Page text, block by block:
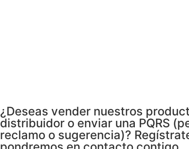
¿Deseas vender nuestros
distribuidor o enviar una PQRS
reclamo o sugerencia)?